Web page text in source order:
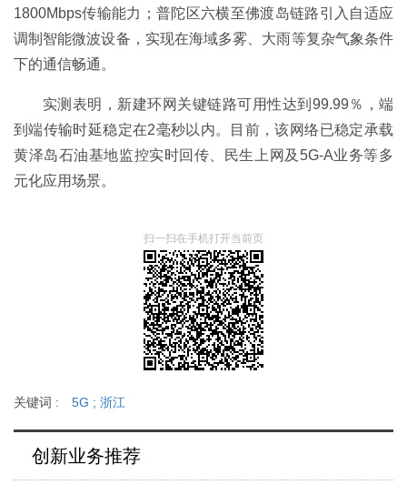
1800Mbps传输能力；普陀区六横至佛渡岛链路引入自适应
调制智能微波设备，实现在海域多雾、大雨等复杂气象条件
下的通信畅通。
实测表明，新建环网关键链路可用性达到99.99％，端
到端传输时延稳定在2毫秒以内。目前，该网络已稳定承载
黄泽岛石油基地监控实时回传、民生上网及5G-A业务等多
元化应用场景。
扫一扫在手机打开当前页
关键词 : 5G ; 浙江
创新业务推荐